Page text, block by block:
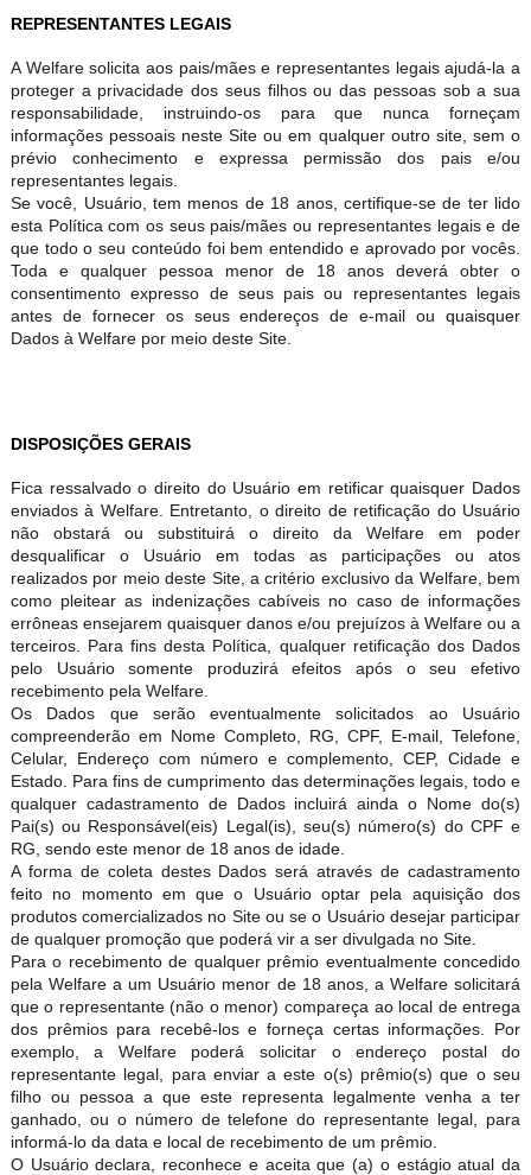
REPRESENTANTES LEGAIS
A Welfare solicita aos pais/mães e representantes legais ajudá-la a
proteger a privacidade dos seus filhos ou das pessoas sob a sua
responsabilidade, instruindo-os para que nunca forneçam
informações pessoais neste Site ou em qualquer outro site, sem o
prévio conhecimento e expressa permissão dos pais e/ou
representantes legais.
Se você, Usuário, tem menos de 18 anos, certifique-se de ter lido
esta Política com os seus pais/mães ou representantes legais e de
que todo o seu conteúdo foi bem entendido e aprovado por vocês.
Toda e qualquer pessoa menor de 18 anos deverá obter o
consentimento expresso de seus pais ou representantes legais
antes de fornecer os seus endereços de e-mail ou quaisquer
Dados à Welfare por meio deste Site.
DISPOSIÇÕES GERAIS
Fica ressalvado o direito do Usuário em retificar quaisquer Dados
enviados à Welfare. Entretanto, o direito de retificação do Usuário
não obstará ou substituirá o direito da Welfare em poder
desqualificar o Usuário em todas as participações ou atos
realizados por meio deste Site, a critério exclusivo da Welfare, bem
como pleitear as indenizações cabíveis no caso de informações
errôneas ensejarem quaisquer danos e/ou prejuízos à Welfare ou a
terceiros. Para fins desta Política, qualquer retificação dos Dados
pelo Usuário somente produzirá efeitos após o seu efetivo
recebimento pela Welfare.
Os Dados que serão eventualmente solicitados ao Usuário
compreenderão em Nome Completo, RG, CPF, E-mail, Telefone,
Celular, Endereço com número e complemento, CEP, Cidade e
Estado. Para fins de cumprimento das determinações legais, todo e
qualquer cadastramento de Dados incluirá ainda o Nome do(s)
Pai(s) ou Responsável(eis) Legal(is), seu(s) número(s) do CPF e
RG, sendo este menor de 18 anos de idade.
A forma de coleta destes Dados será através de cadastramento
feito no momento em que o Usuário optar pela aquisição dos
produtos comercializados no Site ou se o Usuário desejar participar
de qualquer promoção que poderá vir a ser divulgada no Site.
Para o recebimento de qualquer prêmio eventualmente concedido
pela Welfare a um Usuário menor de 18 anos, a Welfare solicitará
que o representante (não o menor) compareça ao local de entrega
dos prêmios para recebê-los e forneça certas informações. Por
exemplo, a Welfare poderá solicitar o endereço postal do
representante legal, para enviar a este o(s) prêmio(s) que o seu
filho ou pessoa a que este representa legalmente venha a ter
ganhado, ou o número de telefone do representante legal, para
informá-lo da data e local de recebimento de um prêmio.
O Usuário declara, reconhece e aceita que (a) o estágio atual da